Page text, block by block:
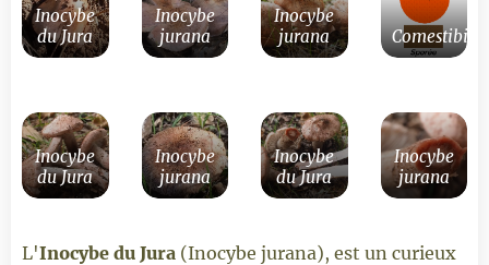
Inocybe
du Jura
Inocybe
jurana
Inocybe
jurana
Inocybe
du Jura
Inocybe
jurana
Inocybe
du Jura
Inocybe
jurana
L'Inocybe du Jura (Inocybe jurana), est un curieux